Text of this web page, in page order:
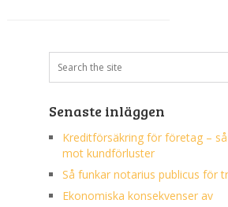
Senaste inläggen
Kreditförsäkring för företag –
mot kundförluster
Så funkar notarius publicus för
Ekonomiska konsekvenser av